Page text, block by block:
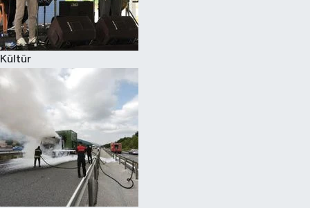
Kültür
Spor
Eğitim
Hava Durumu
Kadın